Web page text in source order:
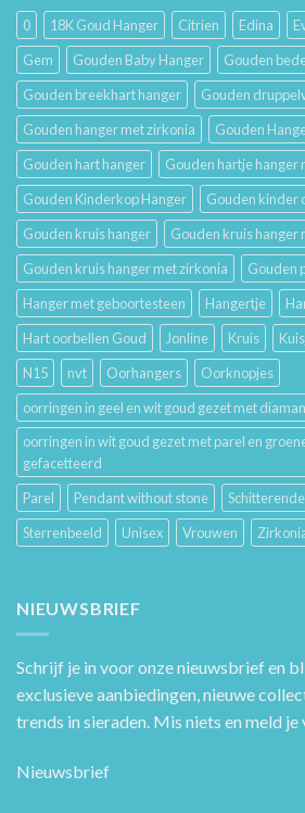
Hun
Betekenis
0 18K Goud Hanger Citrien Edina
Gem
Gouden Baby Hanger
Gouden
Gouden breekhart hanger
Gouden
Gouden hanger met zirkonia
Gouden
Gouden hart hanger
Gouden hartje hanger
Gouden Kinderkop Hanger
Gouden kinder
Gouden kruis hanger
Gouden kruis hanger
Gouden kruis hanger met zirkonia
Gouden
Hanger met geboortesteen
Hangertje
Hart oorbellen Goud
Jonline Kruis
N15
nvt Oorhangers
Oorknopjes
oorringen in geel en wit goud gezet met
oorringen in wit goud gezet met parel en
gefacetteerd
Parel
Pendant without stone
Sterrenbeeld
Unisex Vrouwen
NIEUWSBRIEF
Schrijf je in voor onze nieuwsbrief en
exclusieve aanbiedingen, nieuwe
trends in sieraden. Mis niets en meld je
Nieuwsbrief